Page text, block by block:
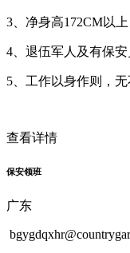
3、净身高172CM以上
4、退伍军人及有保安
5、工作以身作则，无
查看详情
保安领班
广东